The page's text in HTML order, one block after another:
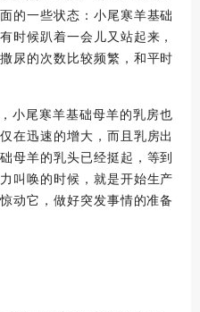
的一些状态： 小尾寒羊基础
时候趴着一会儿又站起来，
尿的次数比较频繁，和平时
小尾寒羊基础母羊的乳房也
在迅速的增大，而且乳房出
母羊的乳头已经挺起，等到
叫唤的时候，就是开始生产
动它，做好突发事情的准备